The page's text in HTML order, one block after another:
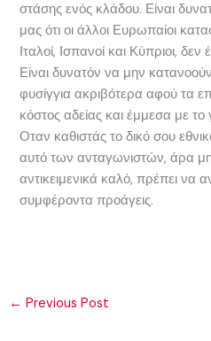
στάσης ενός κλάδου. Είναι
μας ότι οι άλλοι Ευρωπαίοι
Ιταλοί, Ισπανοί και Κύπριοι,
Είναι δυνατόν να μην
φυσίγγια ακριβότερα αφού τα
κόστος αδείας και έμμεσα με το
Οταν καθιστάς το δικό σου
αυτό των ανταγωνιστών, άρα μη
αντικειμενικά καλό, πρέπει να
συμφέροντα προάγεις.
← Previous Post